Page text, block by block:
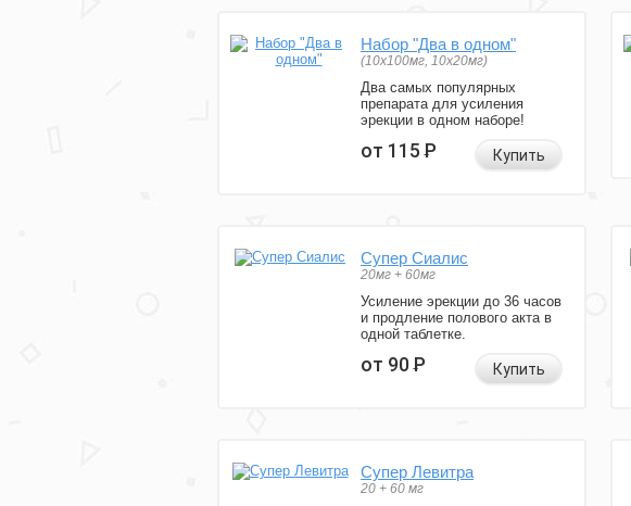
Набор "Два в одном"
(10x100мг, 10x20мг)
Два самых популярных
препарата для усиления
эрекции в одном наборе!
от 115Р Купить
Супер Сиалис
20мг + 60мг
Усиление эрекции до 36 часов
и продление полового акта в
одной таблетке.
от 90Р Купить
Супер Левитра
20 + 60 мг